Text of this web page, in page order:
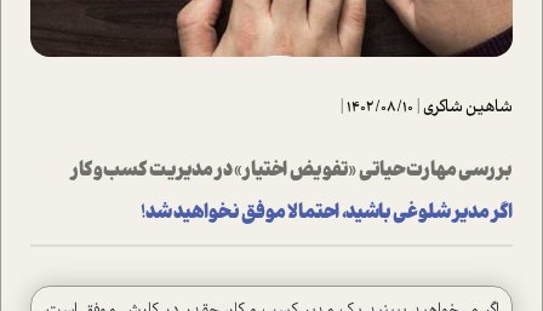
شاهین شاکری|
1402/08/10
|
بررسی مهارت حیاتی «تفویض اختیار» در مدیریت کسب‌وکار
اگر مدیر شلوغی باشید، احتمالا موفق نخواهید شد!